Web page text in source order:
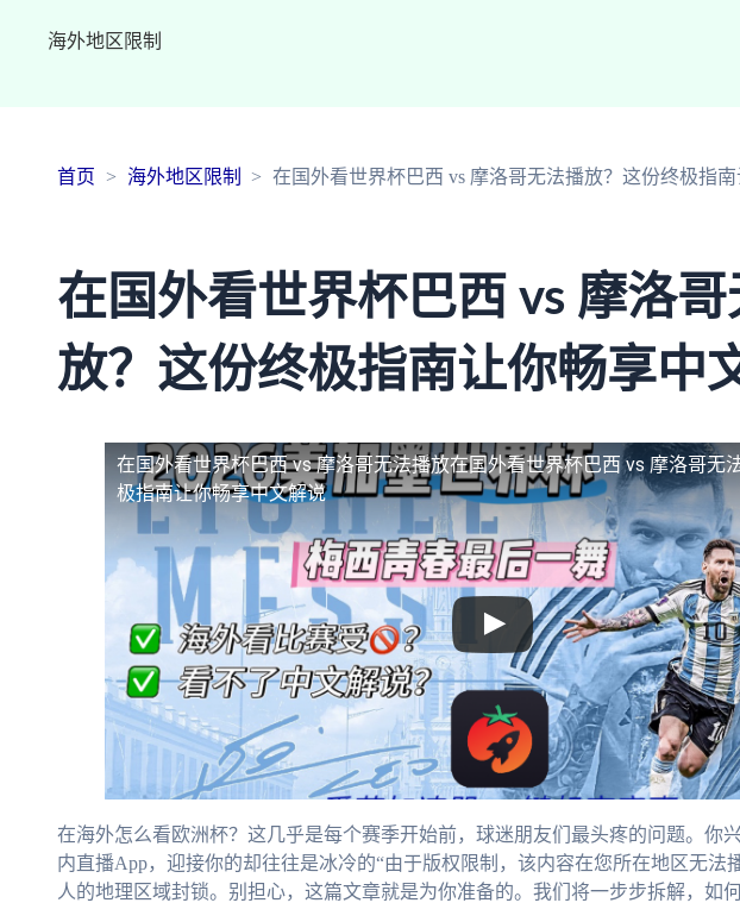
海外地区限制
首页 海外地区限制 在国外看世界杯巴西 vs 摩洛哥无法播放？这份终极指
在国外看世界杯巴西 vs 摩洛
放？这份终极指南让你畅享中
在国外看世界杯巴西 vs 摩洛哥无法播放在国外看世界杯巴西 vs 摩洛哥无
极指南让你畅享中文解说
在海外怎么看欧洲杯？这几乎是每个赛季开始前，球迷朋友们最头疼的问题。你
内直播App，迎接你的却往往是冰冷的“由于版权限制，该内容在您所在地区无法
人的地理区域封锁。别担心，这篇文章就是为你准备的。我们将一步步拆解，如